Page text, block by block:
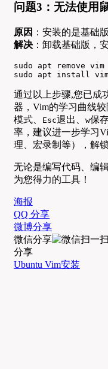
问题3：无法使用
原因 ：安装的是基础
解决 ：卸载基础版，
sudo apt remove
sudo apt install
通过以上步骤,您已成
器，Vim的学习曲线
模式、
Esc退出、 w保存
率，建议进一步学习
理、宏录制等），解
无论是编写代码、编
为您得力的工具！
海报
QQ 分享
微博分享
微信分享
分享
Ubuntu Vim安装